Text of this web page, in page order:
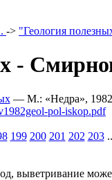
-> "Геология
-
— M.: «Недра»,
pol-iskop.pdf
199 200 201 202 203..
выветривание